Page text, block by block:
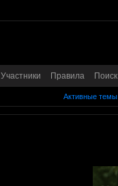
Участники Правила Поиск
Активные темы